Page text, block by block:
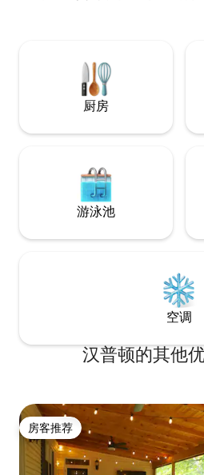
（Afton Alps Ski Resort）开放了！ 8分
绝不会让您感到无聊。 最多可供8人入
住，配备独立厨房、洗衣房和套房
厨房
游泳池
空调
汉普顿的其他
房客推荐
房客推荐